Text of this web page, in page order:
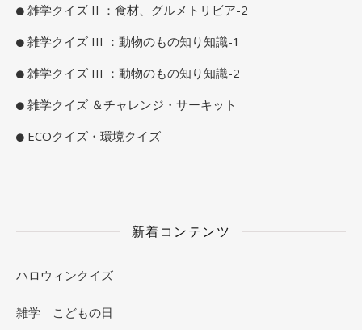
雑学クイズ II ：食材、グルメトリビア-2
雑学クイズ III ：動物のもの知り知識-1
雑学クイズ III ：動物のもの知り知識-2
雑学クイズ ＆チャレンジ・サーキット
ECOクイズ・環境クイズ
新着コンテンツ
ハロウィンクイズ
雑学 こどもの日